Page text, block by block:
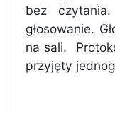
bez
głosowanie.
na sali.
przyjęty